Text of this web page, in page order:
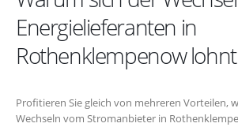
Energielieferanten in
Rothenklempenow lohnt
Profitieren Sie gleich von mehreren Vorteilen,
Wechseln vom Stromanbieter in